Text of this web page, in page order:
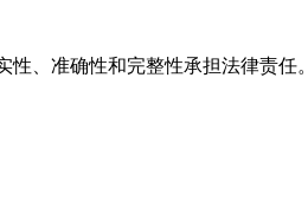
、准确性和完整性承担法律责任。